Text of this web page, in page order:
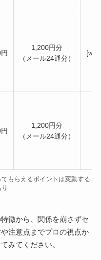
1,200円分
（メール24通分）
1,200円分
（メール24通分）
もらえるポイントは変動する
徴から、関係を崩さずセ
注意点までプロの視点か
みてください。